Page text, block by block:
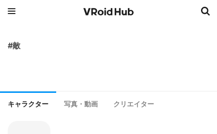
#敵
キャラクター 写真・動画 クリエイター